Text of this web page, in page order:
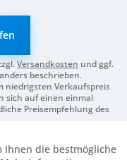
Versandkosten und ggf.
beschrieben.
niedrigsten Verkaufspreis
sich auf einen einmal
Preisempfehlung des
Aktiv
Ihnen die bestmögliche